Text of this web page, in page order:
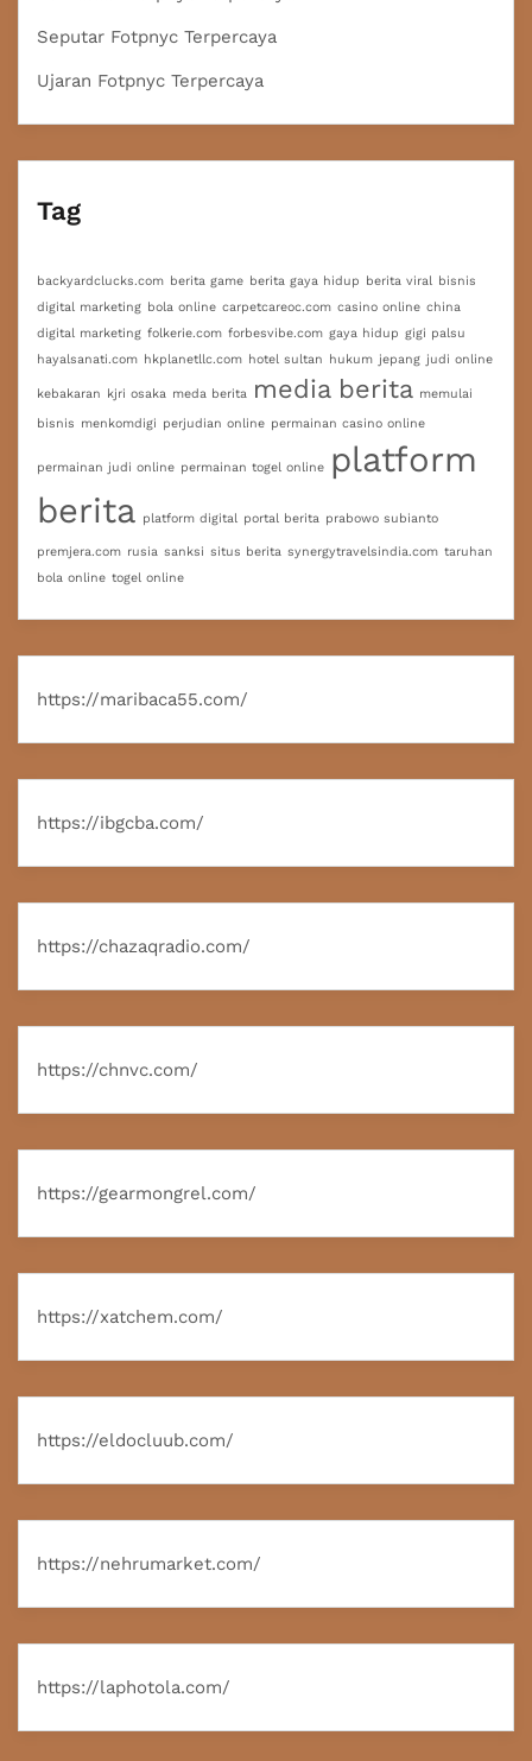
Seputar Fotpnyc Terpercaya
Ujaran Fotpnyc Terpercaya
Tag
backyardclucks.com berita game berita gaya hidup berita viral bisnis
digital marketing bola online carpetcareoc.com casino online china
digital marketing folkerie.com forbesvibe.com gaya hidup gigi palsu
hayalsanati.com hkplanetllc.com hotel sultan hukum jepang judi online
kebakaran kjri osaka meda berita media berita memulai
bisnis menkomdigi perjudian online permainan casino online
permainan judi online permainan togel online platform
berita platform digital portal berita prabowo subianto
premjera.com rusia sanksi situs berita synergytravelsindia.com taruhan
bola online togel online
https://maribaca55.com/
https://ibgcba.com/
https://chazaqradio.com/
https://chnvc.com/
https://gearmongrel.com/
https://xatchem.com/
https://eldocluub.com/
https://nehrumarket.com/
https://laphotola.com/